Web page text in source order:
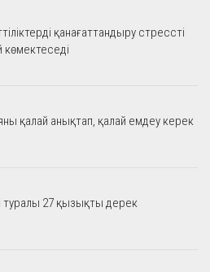
қанағаттандыру стрессті
көмектеседі
қалай анықтап, қалай емдеу керек
туралы 27 қызықты дерек